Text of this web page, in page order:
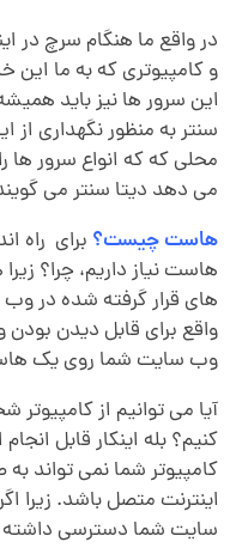
ر
در واقع ما هنگام سرچ در
و کامپیوتری که به ما این
این سرور ها نیز باید
سنتر به منظور نگهداری از
محلی که که انواع سرور ها
می دهد دیتا سنتر می
هاست چیست؟ برای راه
هاست نیاز داریم، چرا؟
های قرار گرفته شده در
واقع برای قابل دیدن
وب سایت شما روی یک
آیا می توانیم از
کنیم؟ بله اینکار قابل
اینترنت متصل باشد. زیرا
سایت شما دسترسی داشته